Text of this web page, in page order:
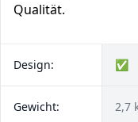
Qualität.
Design: ✅
Gewicht: 2,7